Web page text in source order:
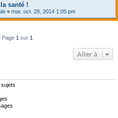
santé !
« mar. oct. 28, 2014 1:05 pm
Page 1 sur 1
Aller à